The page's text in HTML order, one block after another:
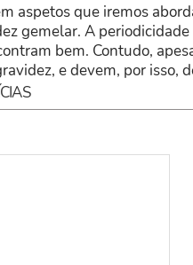
aspetos que iremos
gemelar. A
bem. Contudo,
e devem, por isso,